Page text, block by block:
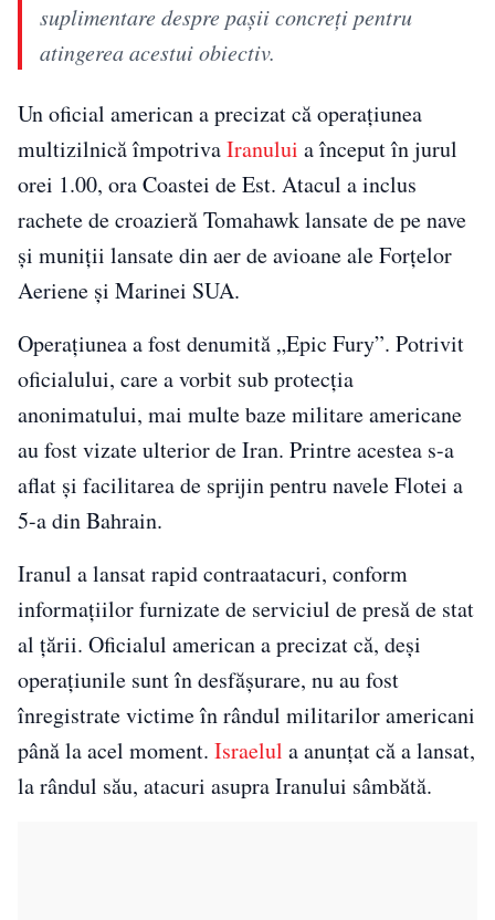
suplimentare despre pașii concreți pentru
atingerea acestui obiectiv.
Un oficial american a precizat că operațiunea
multizilnică împotrivaIranului a început în jurul
orei 1.00, ora Coastei de Est. Atacul a inclus
rachete de croazieră Tomahawk lansate de pe nave
și muniții lansate din aer de avioane ale Forțelor
Aeriene și Marinei SUA.
Operațiunea a fost denumită „Epic Fury”. Potrivit
oficialului, care a vorbit sub protecția
anonimatului, mai multe baze militare americane
au fost vizate ulterior de Iran. Printre acestea s-a
aflat și facilitarea de sprijin pentru navele Flotei a
5-a din Bahrain.
Iranul a lansat rapid contraatacuri, conform
informațiilor furnizate de serviciul de presă de stat
al țării. Oficialul american a precizat că, deși
operațiunile sunt în desfășurare, nu au fost
înregistrate victime în rândul militarilor americani
până la acel moment. Israelul a anunțat că a lansat,
la rândul său, atacuri asupra Iranului sâmbătă.